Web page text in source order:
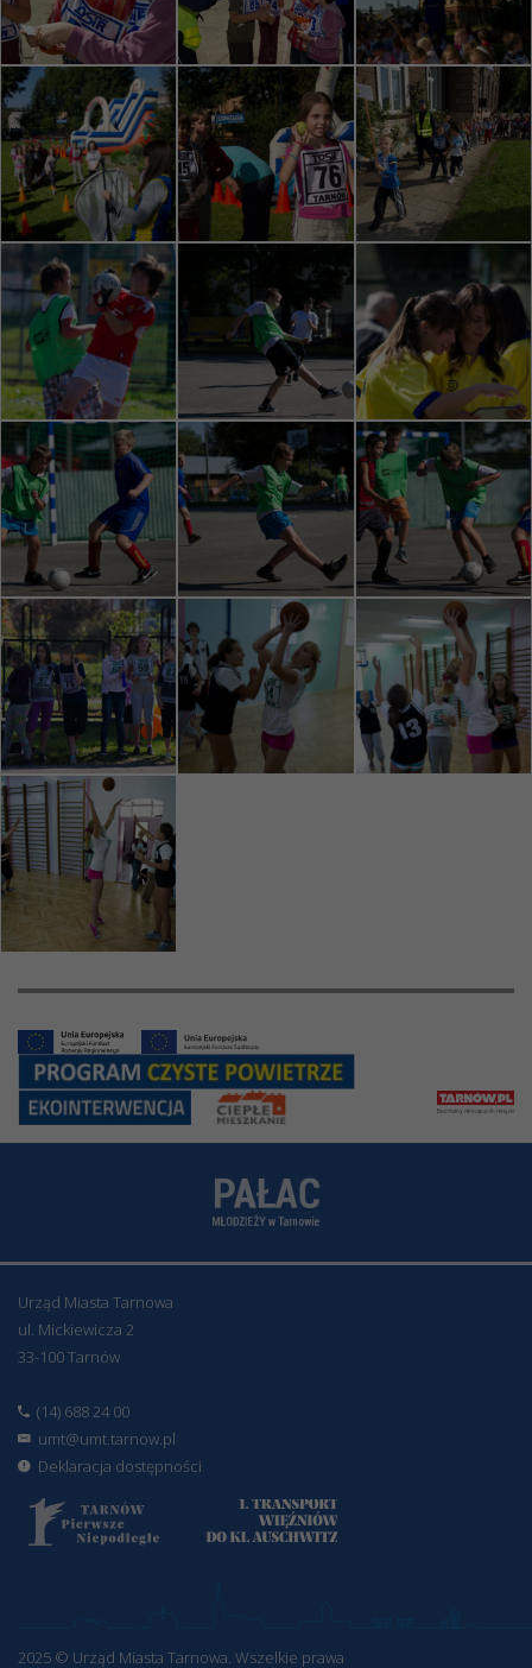
Urząd Miasta Tarnowa
ul. Mickiewicza 2
33-100 Tarnów
(14) 688 24 00
umt@umt.tarnow.pl
Deklaracja dostępności
2025 © Urząd Miasta Tarnowa. Wszelkie prawa